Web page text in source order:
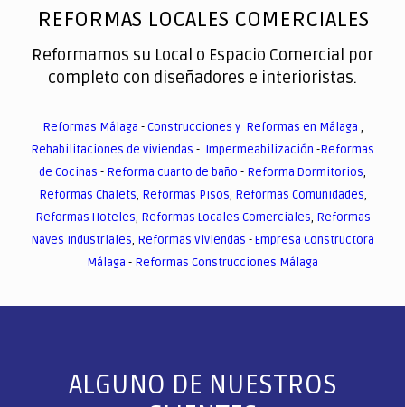
REFORMAS LOCALES COMERCIALES
Reformamos su Local o Espacio Comercial por
completo con diseñadores e interioristas.
Reformas Málaga -Construcciones y Reformas en Málaga ,
Rehabilitaciones de viviendas - Impermeabilización -Reformas
de Cocinas - Reforma cuarto de baño - Reforma Dormitorios,
Reformas Chalets, Reformas Pisos, Reformas Comunidades,
Reformas Hoteles, Reformas Locales Comerciales, Reformas
Naves Industriales, Reformas Viviendas -Empresa Constructora
Málaga - Reformas Construcciones Málaga
ALGUNO DE NUESTROS